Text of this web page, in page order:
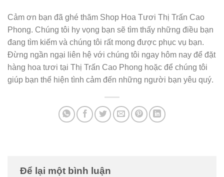
Cảm ơn bạn đã ghé thăm Shop Hoa Tươi Thị Trấn Cao
Phong. Chúng tôi hy vọng bạn sẽ tìm thấy những điều bạn
đang tìm kiếm và chúng tôi rất mong được phục vụ bạn.
Đừng ngần ngại liên hệ với chúng tôi ngay hôm nay để đặt
hàng hoa tươi tại Thị Trấn Cao Phong hoặc để chúng tôi
giúp bạn thể hiện tình cảm đến những người bạn yêu quý.
Để lại một bình luận